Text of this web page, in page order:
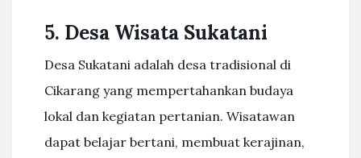
5. Desa Wisata Sukatani
Desa Sukatani adalah desa tradisional di
Cikarang yang mempertahankan budaya
lokal dan kegiatan pertanian. Wisatawan
dapat belajar bertani, membuat kerajinan,